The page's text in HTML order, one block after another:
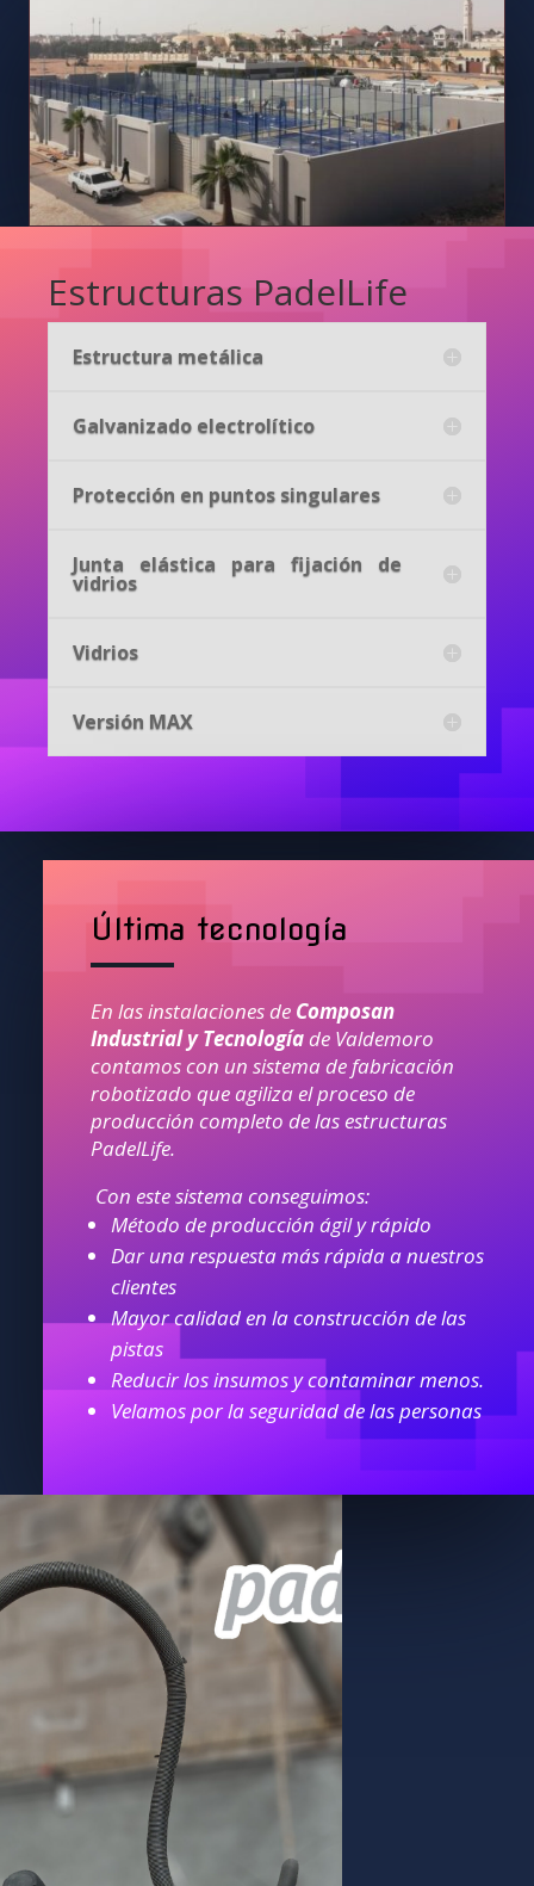
Estructuras PadelLife
Estructura metálica
Galvanizado electrolítico
Protección en puntos singulares
Junta elástica para fijación de
vidrios
Vidrios
Versión MAX
Última tecnología
En las instalaciones de Composan
Industrial y Tecnologíade Valdemoro
contamos con un sistema de fabricación
robotizado que agiliza el proceso de
producción completo de las estructuras
PadelLife.
Con este sistema conseguimos:
Método de producción ágil y rápido
Dar una respuesta más rápida a nuestros
clientes
Mayor calidad en la construcción de las
pistas
Reducir los insumos y contaminar menos.
Velamos por la seguridad de las personas